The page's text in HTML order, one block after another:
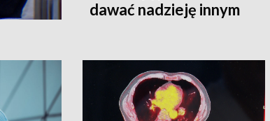
dawać nadzieję innym